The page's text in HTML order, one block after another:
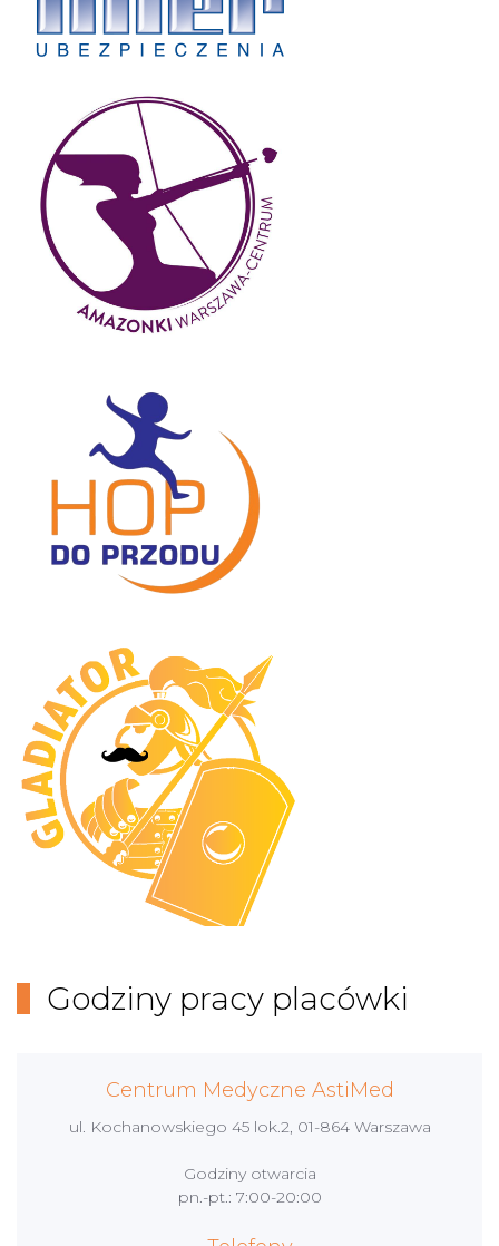
Godziny pracy placówki
Centrum Medyczne AstiMed
ul. Kochanowskiego 45 lok.2, 01-864 Warszawa
Godziny otwarcia
pn.-pt.: 7:00-20:00